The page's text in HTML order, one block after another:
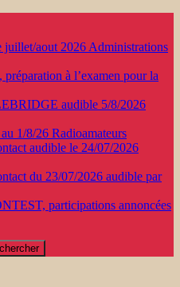
juillet/aout 2026 Administrations
préparation à l’examen pour la
audible 5/8/2026
1/8/26 Radioamateurs
audible le 24/07/2026
du 23/07/2026 audible par
participations annoncées